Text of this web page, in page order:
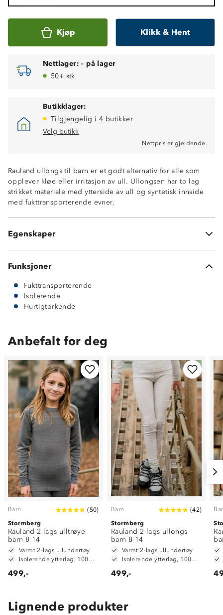
Kjøp Klikk & Hent
Nettlager: - på lager
50+ stk
Butikklager:
Tilgjengelig i 4 butikker
Velg butikk
Nettpris er gjeldende.
Rauland ullongs til barn er et godt alternativ for alle som
opplever kløe eller irritasjon av ull. Ullongsen har to lag
strikket materiale med ytterside av ull og syntetisk innside
med fukttransporterende evner.
Egenskaper
Fukttransporterende innside, 10% merinoull / 90%
polyester
Hurtigtørkende
MerinoPoly 2L™
Litt nupping etter bruk kan forekomme
Funksjoner
Fukttransporterende
Isolerende
Hurtigtørkende
Anbefalt for deg
Barn (50)
Stormberg
Rauland 2-lags ulltrøye
barn 8-14
Varmt 2-lags ullundertøy
499,-
Barn (42)
Stormberg
Rauland 2-lags ullongs
barn 8-14
Varmt 2-lags ullundertøy
499,-
Lignende produkter